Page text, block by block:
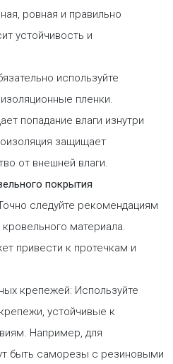
ровная и правильно
устойчивость и
используйте
пленки.
попадание влаги изнутри
защищает
от внешней влаги.
покрытия
следуйте рекомендациям
материала.
привести к протечкам и
крепежей: Используйте
устойчивые к
Например, для
быть саморезы с резиновыми